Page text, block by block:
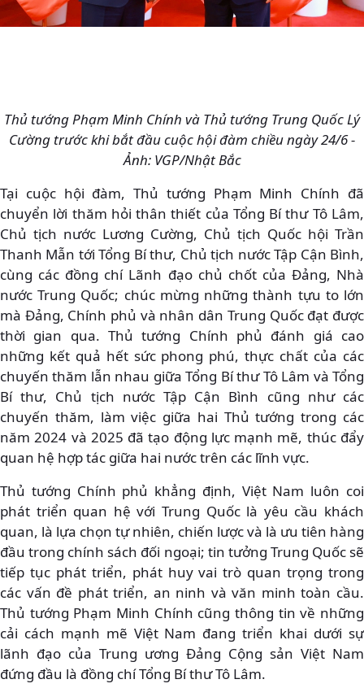
Thủ tướng Phạm Minh Chính và Thủ tướng Trung Quốc Lý
Cường trước khi bắt đầu cuộc hội đàm chiều ngày 24/6 -
Ảnh: VGP/Nhật Bắc
Tại cuộc hội đàm, Thủ tướng Phạm Minh Chính đã
chuyển lời thăm hỏi thân thiết của Tổng Bí thư Tô Lâm,
Chủ tịch nước Lương Cường, Chủ tịch Quốc hội Trần
Thanh Mẫn tới Tổng Bí thư, Chủ tịch nước Tập Cận Bình,
cùng các đồng chí Lãnh đạo chủ chốt của Đảng, Nhà
nước Trung Quốc; chúc mừng những thành tựu to lớn
mà Đảng, Chính phủ và nhân dân Trung Quốc đạt được
thời gian qua. Thủ tướng Chính phủ đánh giá cao
những kết quả hết sức phong phú, thực chất của các
chuyến thăm lẫn nhau giữa Tổng Bí thư Tô Lâm và Tổng
Bí thư, Chủ tịch nước Tập Cận Bình cũng như các
chuyến thăm, làm việc giữa hai Thủ tướng trong các
năm 2024 và 2025 đã tạo động lực mạnh mẽ, thúc đẩy
quan hệ hợp tác giữa hai nước trên các lĩnh vực.
Thủ tướng Chính phủ khẳng định, Việt Nam luôn coi
phát triển quan hệ với Trung Quốc là yêu cầu khách
quan, là lựa chọn tự nhiên, chiến lược và là ưu tiên hàng
đầu trong chính sách đối ngoại; tin tưởng Trung Quốc sẽ
tiếp tục phát triển, phát huy vai trò quan trọng trong
các vấn đề phát triển, an ninh và văn minh toàn cầu.
Thủ tướng Phạm Minh Chính cũng thông tin về những
cải cách mạnh mẽ Việt Nam đang triển khai dưới sự
lãnh đạo của Trung ương Đảng Cộng sản Việt Nam
đứng đầu là đồng chí Tổng Bí thư Tô Lâm.